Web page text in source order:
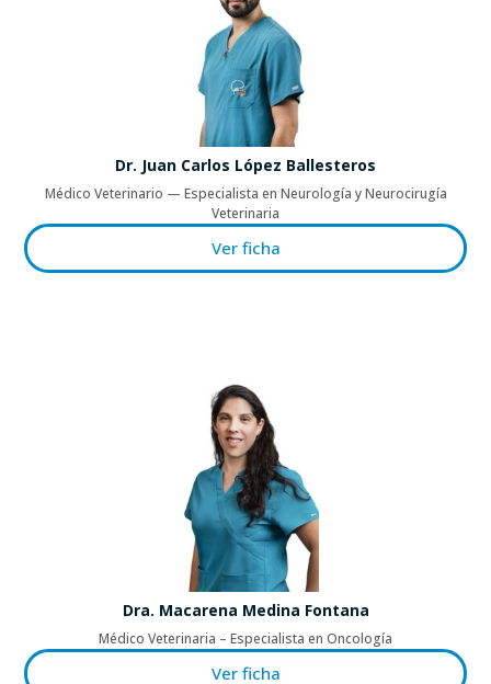
Dr. Juan Carlos López Ballesteros
Médico Veterinario — Especialista en Neurología y Neurocirugía
Veterinaria
Ver ficha
Dra. Macarena Medina Fontana
Médico Veterinaria – Especialista en Oncología
Ver ficha